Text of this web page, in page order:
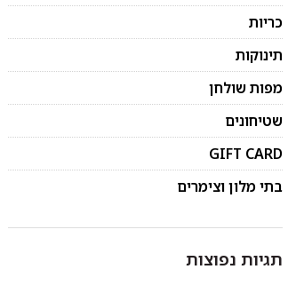
כריות
תינוקות
מפות שולחן
שטיחונים
GIFT CARD
בתי מלון וצימרים
תגיות נפוצות